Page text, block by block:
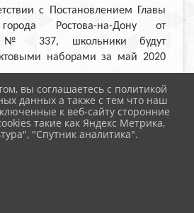
с Постановлением Главы
Ростова-на-Дону от
№ 337, школьники будут
наборами за май 2020
наборы получает родитель
тех детей, семья
малообеспеченной семьи, и
контролирует получение
родителями учащихся своего
вы соглашаетесь с политикой
данных а также с тем что наш
к веб-сайту сторонние
такие как Яндекс Метрика,
"Спутник аналитика".